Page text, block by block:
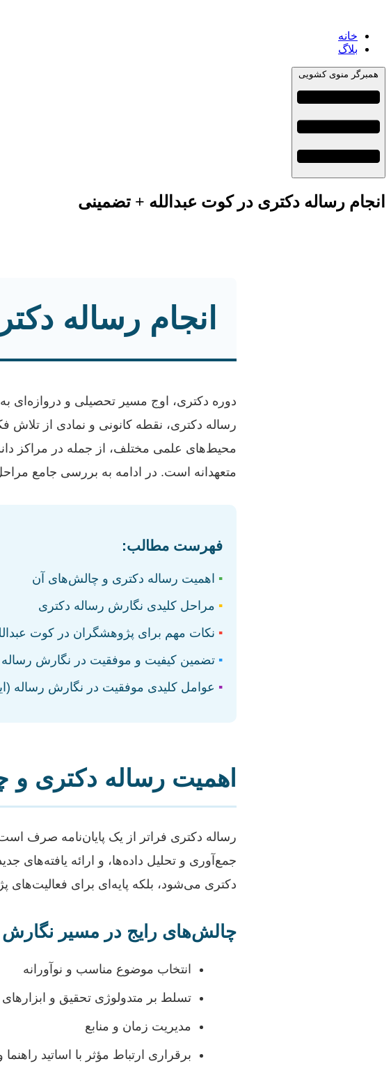
خانه
بلاگ
همبرگر منوی کشویی
انجام رساله دکتری در کوت عبدالله + تضمینی
انجام رساله
دوره دکتری، اوج مسیر تحصیلی و
رساله دکتری، نقطه کانونی و نمادی از
محیط‌های علمی مختلف، از جمله در مراکز
متعهدانه است. در ادامه به بررسی جامع
فهرست مطالب:
▪ اهمیت رساله دکتری و چالش‌های آن
▪ مراحل کلیدی نگارش رساله دکتری
▪ نکات مهم برای پژوهشگران در کوت
▪ تضمین کیفیت و موفقیت در نگارش رساله
▪ عوامل کلیدی موفقیت در نگارش رساله
اهمیت رساله دکتری
رساله دکتری فراتر از یک پایان‌نامه صرف
جمع‌آوری و تحلیل داده‌ها، و ارائه یافته‌های
دکتری می‌شود، بلکه پایه‌ای برای
چالش‌های رایج در مسیر نگارش
انتخاب موضوع مناسب و نوآورانه
تسلط بر متدولوژی تحقیق و ابزارهای
مدیریت زمان و منابع
برقراری ارتباط مؤثر با اساتید